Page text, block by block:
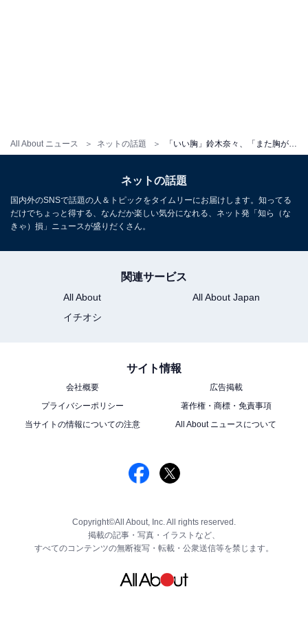
All About ニュース ネットの話題
ネットの話題
国内外のSNSで話題の人＆トピックをタイムリーにお届けします。知ってる
だけでちょっと得する、なんだか楽しい気分になれる、ネット発「知ら（な
きゃ）損」ニュースが盛りだくさん。
関連サービス
All About
All About Japan
イチオシ
サイト情報
会社概要
広告掲載
プライバシーポリシー
著作権・商標・免責事項
当サイトの情報についての注意
All About ニュースについて
Copyright©All About, Inc. All rights reserved.
掲載の記事・写真・イラストなど、
すべてのコンテンツの無断複写・転載・公衆送信等を禁じます。